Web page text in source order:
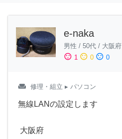
e-naka
男性 / 50代 / 大阪府
sentiment_satisfied 1 sentiment_neutral 0 sentiment_dissatisfied 0
weekend 修理・組立 ▸ パソコン
無線LANの設定します
大阪府